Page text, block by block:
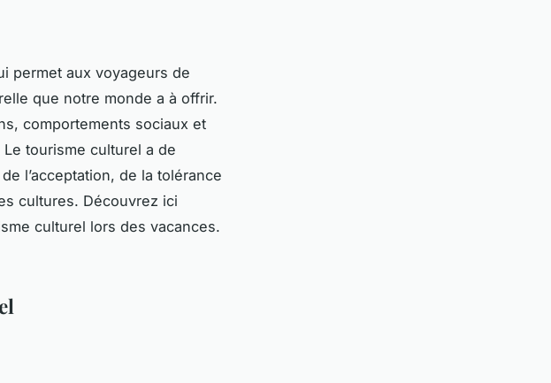
permet aux voyageurs de
que notre monde a à offrir.
comportements sociaux et
tourisme culturel a de
l’acceptation, de la tolérance
cultures. Découvrez ici
culturel lors des vacances.